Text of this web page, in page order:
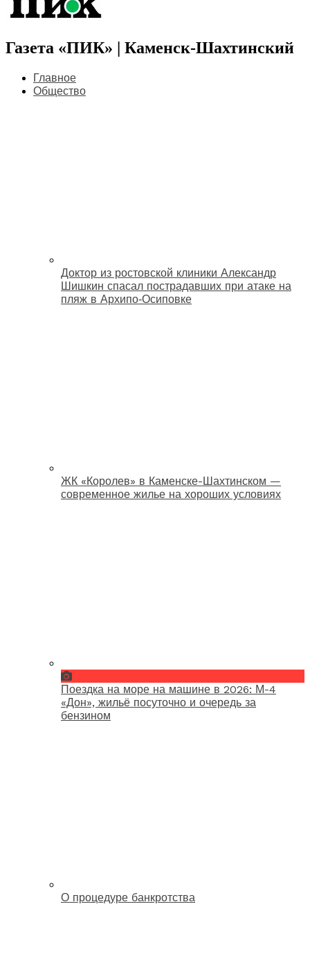
Газета «ПИК» | Каменск-Шахтинский
Главное
Общество
Доктор из ростовской клиники Александр
Шишкин спасал пострадавших при атаке на
пляж в Архипо‑Осиповке
ЖК «Королев» в Каменске-Шахтинском —
современное жилье на хороших условиях
Поездка на море на машине в 2026: М-4
«Дон», жильё посуточно и очередь за
бензином
О процедуре банкротства